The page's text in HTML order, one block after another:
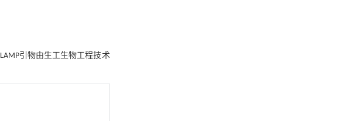
LAMP引物由生工生物工程技术